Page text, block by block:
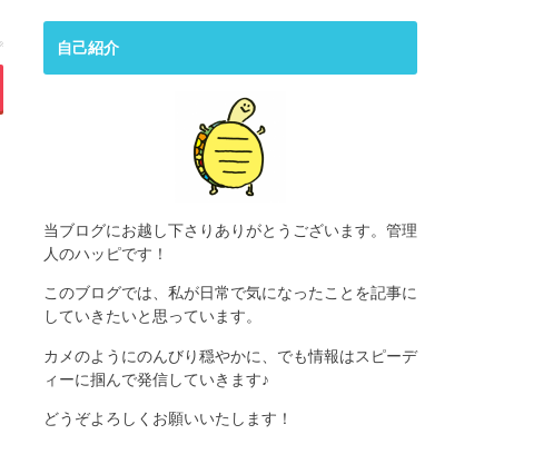
自己紹介
当ブログにお越し下さりありがとうございます。管理
人のハッピです！
このブログでは、私が日常で気になったことを記事に
していきたいと思っています。
カメのようにのんびり穏やかに、でも情報はスピーデ
ィーに掴んで発信していきます♪
どうぞよろしくお願いいたします！